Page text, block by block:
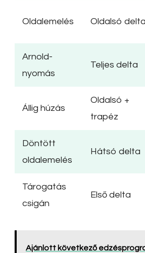
Oldalemelés Oldalsó delta
Arnold-
nyomás
Teljes delta
Állig húzás
Oldalsó +
trapéz
Döntött
oldalemelés
Hátsó delta
Tárogatás
csigán
Első delta
Ajánlott következő